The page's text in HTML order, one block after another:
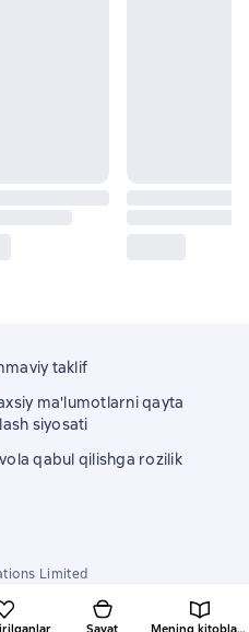
Savat Mening kitoblarim
taklif
ma'lumotlarni qayta
siyosati
qabul qilishga rozilik
Limited